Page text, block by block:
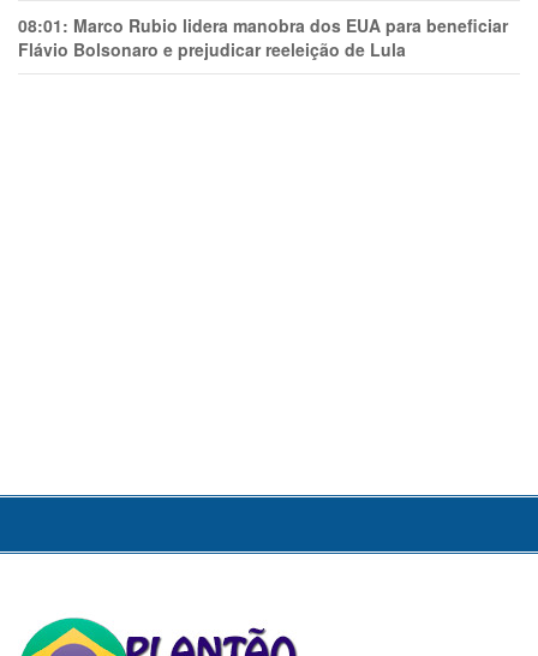
08:01: Marco Rubio lidera manobra dos EUA para beneficiar
Flávio Bolsonaro e prejudicar reeleição de Lula